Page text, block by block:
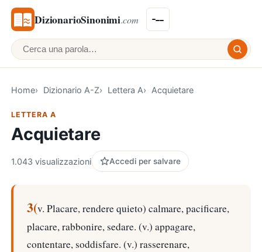
DizionarioSinonimi.com
Cerca una parola
Home Dizionario A-Z Lettera A Acquietare
LETTERA A
Acquietare
1.043 visualizzazioni Accedi per salvare
3(v. Placare, rendere quieto) calmare, pacificare,
placare, rabbonire, sedare. (v.) appagare,
contentare, soddisfare. (v.) rasserenare,